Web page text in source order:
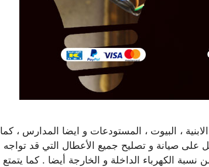
، البيوت ، المستودعات و ايضا المدارس ، كما
على صيانة و تصليح جميع الأعطال التي قد تواجه
نسبة الكهرباء الداخلة و الخارجة أيضا . كما يتمتع